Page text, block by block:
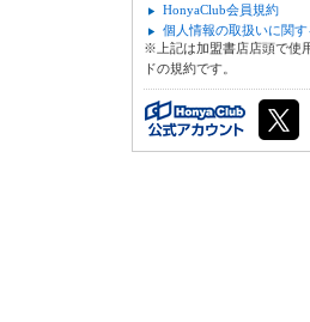
HonyaClub会員規約
個人情報の取扱いに関す
※上記は加盟書店店頭で使
ドの規約です。